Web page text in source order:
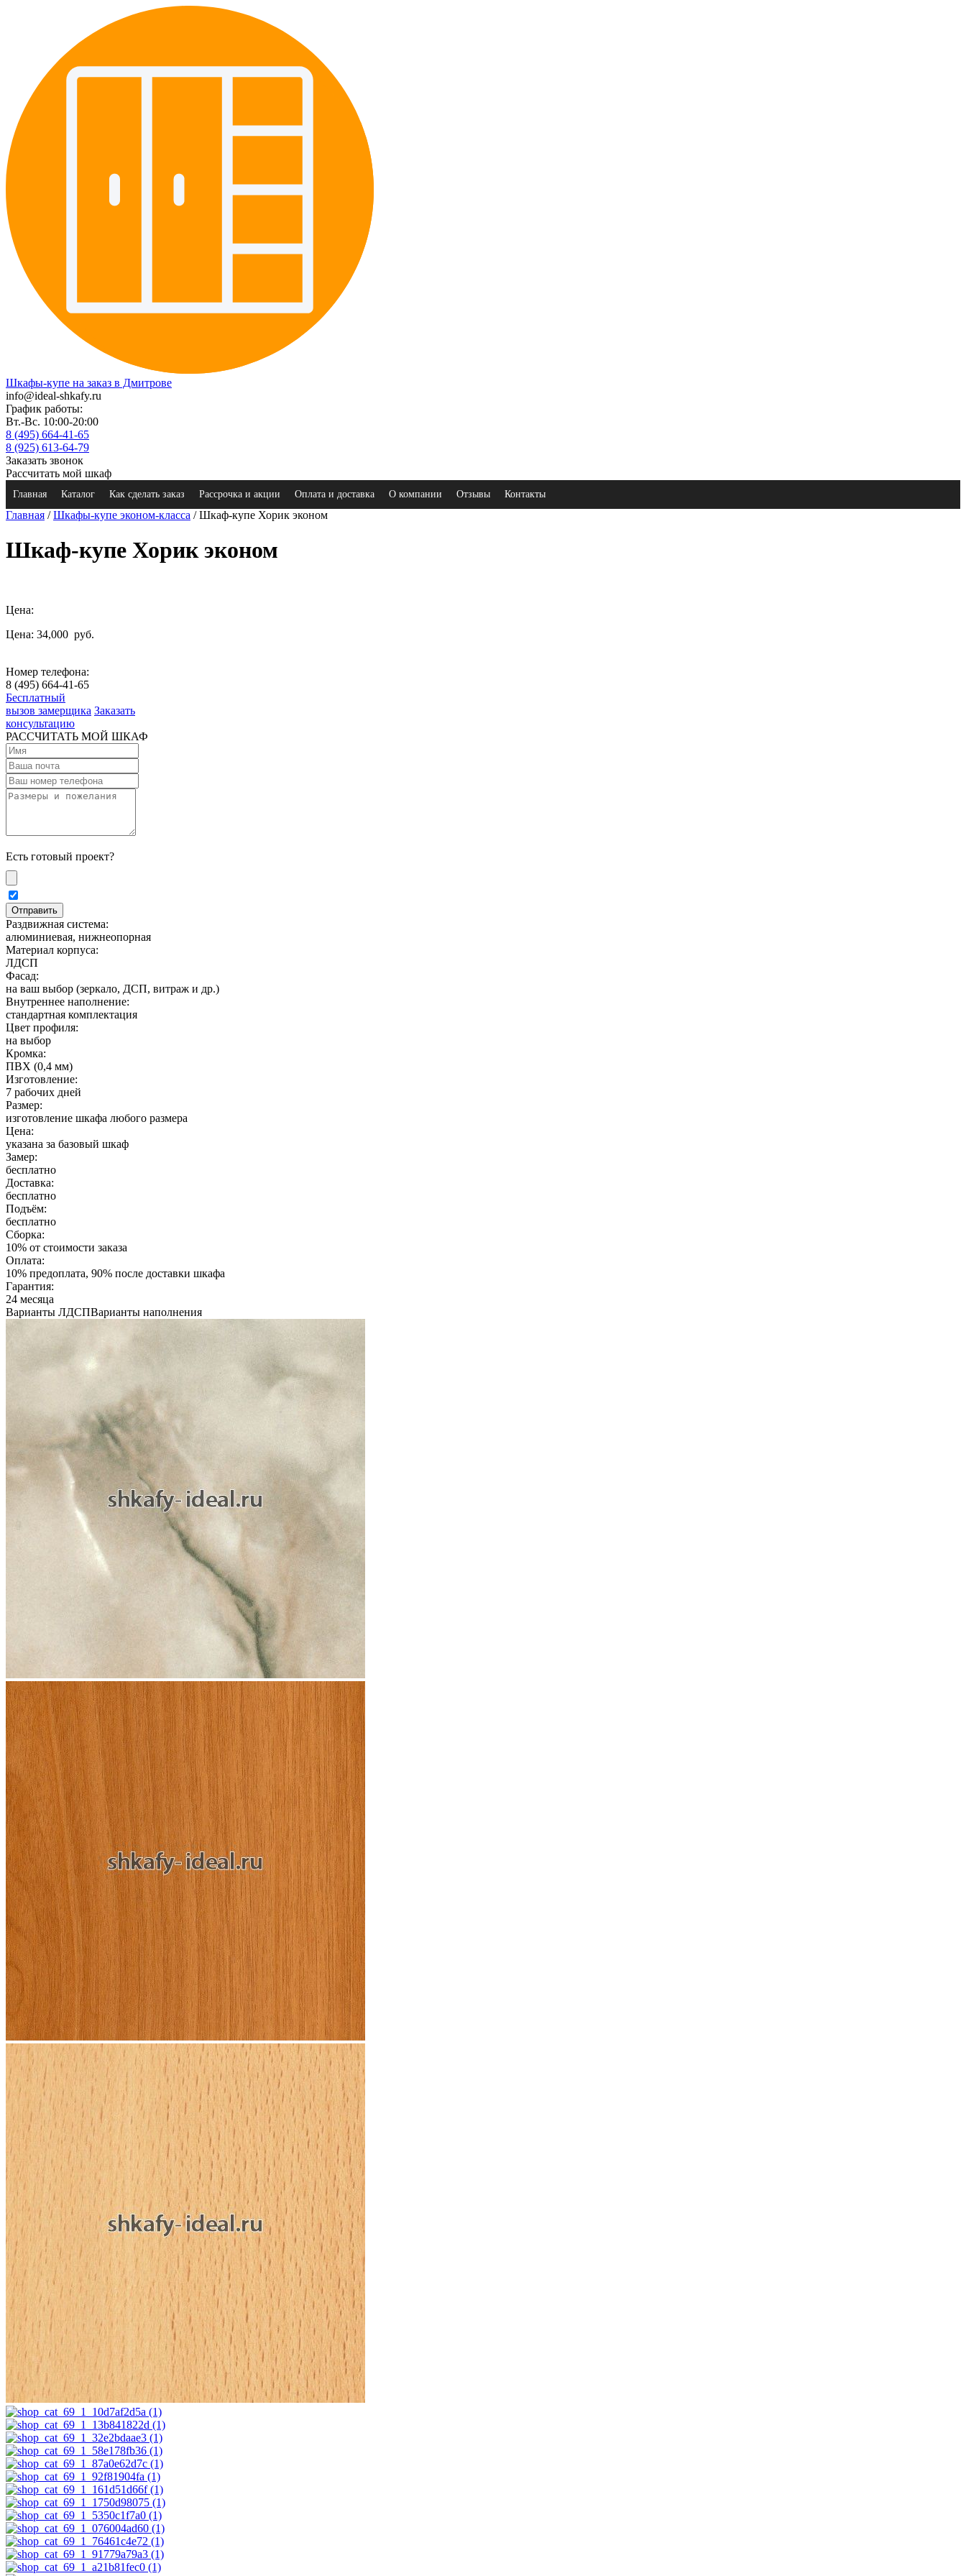
Шкафы-купе на заказ в Дмитрове
info@ideal-shkafy.ru
График работы:
Вт.-Вс. 10:00-20:00
8 (495) 664-41-65
8 (925) 613-64-79
Заказать звонок
Рассчитать мой шкаф
Главная Каталог Как сделать заказ Рассрочка и акции Оплата и доставка О компании Отзывы Контакты
Главная /Шкафы-купе эконом-класса / Шкаф-купе Хорик эконом
Шкаф-купе Хорик эконом
Цена:
Цена: 34,000 руб.
Номер телефона:
8 (495) 664-41-65
Бесплатный
вызов замерщика Заказать
консультацию
РАССЧИТАТЬ МОЙ ШКАФ
Есть готовый проект?
Раздвижная система:
алюминиевая, нижнеопорная
Материал корпуса:
ЛДСП
Фасад:
на ваш выбор (зеркало, ДСП, витраж и др.)
Внутреннее наполнение:
стандартная комплектация
Цвет профиля:
на выбор
Кромка:
ПВХ (0,4 мм)
Изготовление:
7 рабочих дней
Размер:
изготовление шкафа любого размера
Цена:
указана за базовый шкаф
Замер:
бесплатно
Доставка:
бесплатно
Подъём:
бесплатно
Сборка:
10% от стоимости заказа
Оплата:
10% предоплата, 90% после доставки шкафа
Гарантия:
24 месяца
Варианты ЛДСПВарианты наполнения